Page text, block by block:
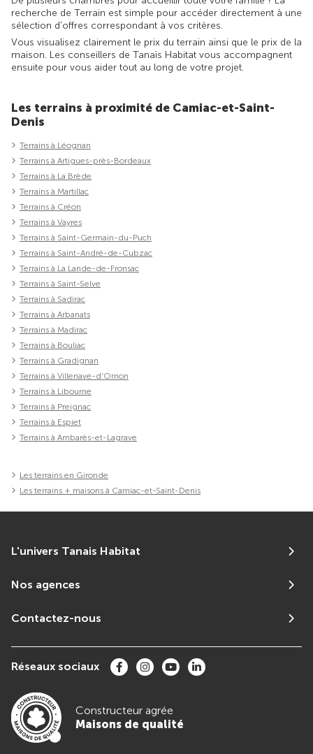
recherche de Terrain est simple pour accéder directement à une
sélection d'offres correspondant à vos critères.
Vous visualisez clairement le prix du terrain ainsi que le prix de la
maison. Les conseillers de Tanaïs Habitat vous accompagnent
ensuite pour vous aider tout au long de votre projet.
Les terrains à proximité de Camiac-et-Saint-
Denis
Terrains à Léognan
Terrains à Artigues-près-Bordeaux
Terrains à La Brède
Terrains à Martillac
Terrains à Créon
Terrains à Vayres
Terrains à Saint-Germain-du-Puch
Terrains à Saint-André-de-Cubzac
Terrains à La Lande-de-Fronsac
Terrains à Saint-Selve
Terrains à Sadirac
Terrains à Arbanats
Terrains à Madirac
Terrains à Bouliac
Terrains à Gradignan
Terrains à Villenave-d'Ornon
Terrains à Libourne
Terrains à Preignac
Terrains à Espiet
Terrains à Ambarès-et-Lagrave
Les terrains en Gironde
Les terrains + maisons à Camiac-et-Saint-Denis
L'univers Tanais Habitat
Nos agences
Contactez-nous
Réseaux sociaux
Constructeur agrée
Maisons de qualité